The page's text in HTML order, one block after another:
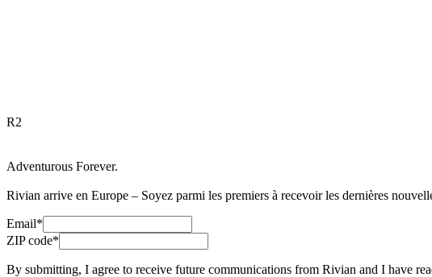
R2
Adventurous Forever.
Rivian arrive en Europe – Soyez parmi les premiers à recevoir les dernières
Email*
ZIP code*
By submitting, I agree to receive future communications from Rivian and I have